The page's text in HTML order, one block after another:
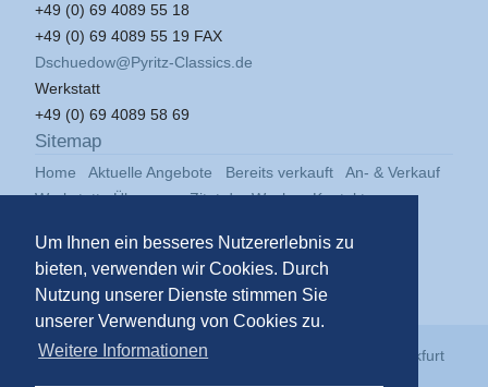
Um Ihnen ein besseres Nutzererlebnis zu
bieten, verwenden wir Cookies. Durch
Nutzung unserer Dienste stimmen Sie
unserer Verwendung von Cookies zu.
Weitere Informationen
+49 (0) 69 4089 55 18
+49 (0) 69 4089 55 19 FAX
Dschuedow@Pyritz-Classics.de
Werkstatt
+49 (0) 69 4089 58 69
Sitemap
Home Aktuelle Angebote Bereits verkauft
An- & Verkauf
Werkstatt
Über uns Zitat der Woche
Kontakt
© 2026Pyritz Classics GmbH Klassikstadt Frankfurt